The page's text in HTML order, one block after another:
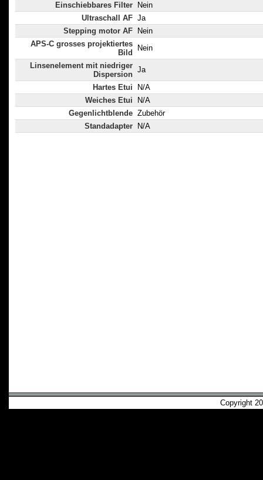
Einschiebbares Filter
Nein
Ultraschall AF Ja
Stepping motor AF
Nein
APS-C grosses projektiertes
Bild
Nein
Linsenelement mit niedriger
Dispersion
Ja
Hartes Etui
N/A
Weiches Etui
N/A
Gegenlichtblende Zubehör
Standadapter
N/A
Copyright